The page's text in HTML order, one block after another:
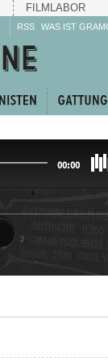
FILMLABOR
RSS WAS IST
00:00